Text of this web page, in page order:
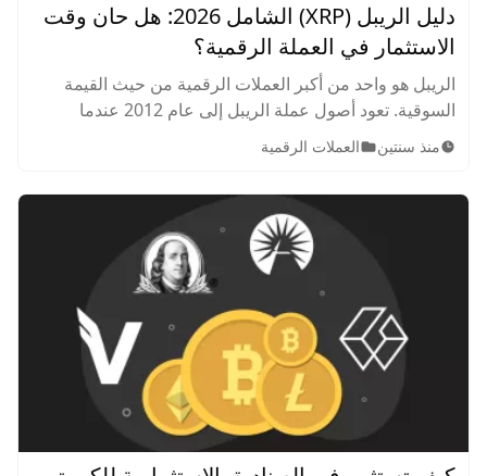
دليل الريبل (XRP) الشامل 2026: هل حان وقت
الاستثمار في العملة الرقمية؟
الريبل هو واحد من أكبر العملات الرقمية من حيث القيمة
السوقية. تعود أصول عملة الريبل إلى عام 2012 عندما
تأسست الشركة المعروفة الآن باسم Ripple.
منذ سنتين العملات الرقمية